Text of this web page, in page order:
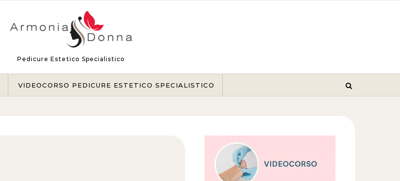
Pedicure Estetico Specialistico
VIDEOCORSO PEDICURE ESTETICO SPECIALISTICO